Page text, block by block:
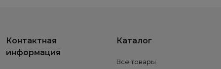
Контактная
информация
Каталог
Все товары